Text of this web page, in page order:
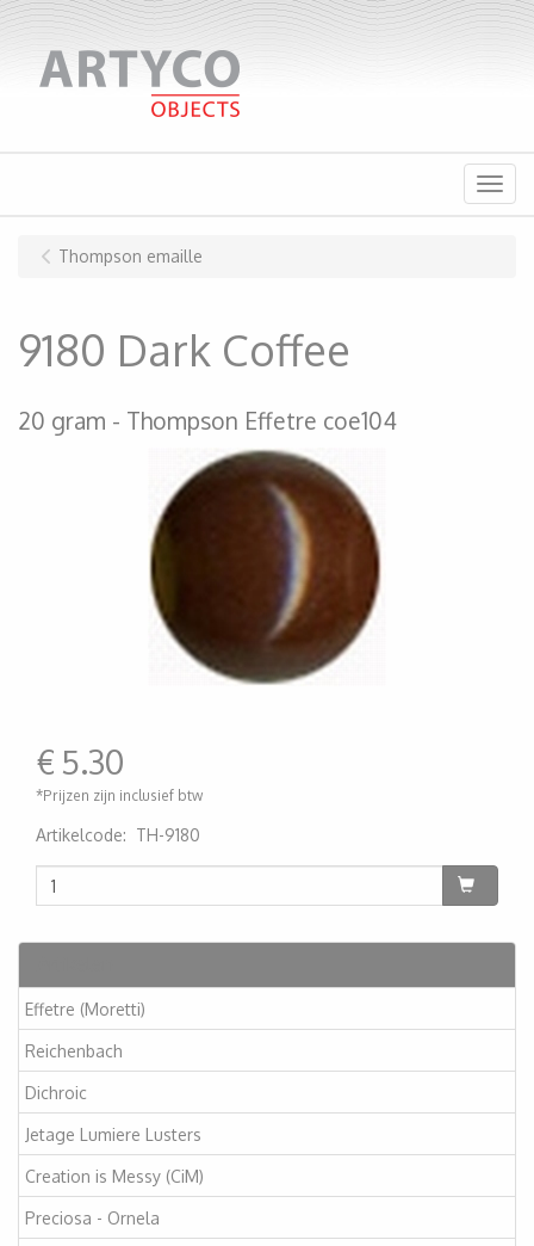
Menu
Effetre (Moretti)
Reichenbach
Dichroic
Jetage Lumiere Lusters
Creation is Messy (CiM)
Preciosa - Ornela
Thompson emaille
9180 Dark Coffee
20 gram Thompson Effetre coe104
€ 5.30
*Prijzen zijn inclusief btw
Artikelcode: TH-9180